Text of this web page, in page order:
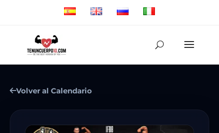
Volver al Calendario